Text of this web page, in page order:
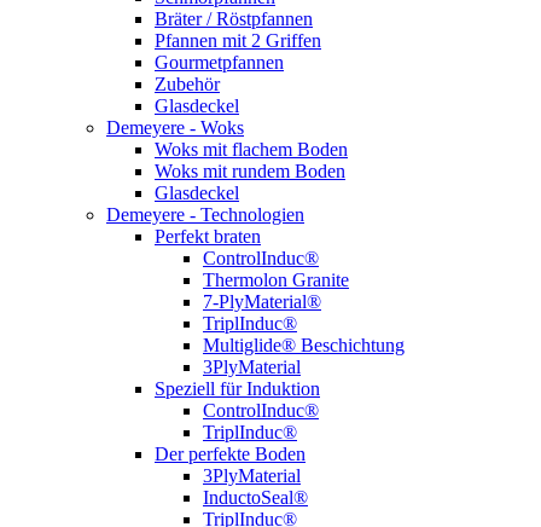
Bräter / Röstpfannen
Pfannen mit 2 Griffen
Gourmetpfannen
Zubehör
Glasdeckel
Demeyere - Woks
Woks mit flachem Boden
Woks mit rundem Boden
Glasdeckel
Demeyere - Technologien
Perfekt braten
ControlInduc®
Thermolon Granite
7-PlyMaterial®
TriplInduc®
Multiglide® Beschichtung
3PlyMaterial
Speziell für Induktion
ControlInduc®
TriplInduc®
Der perfekte Boden
3PlyMaterial
InductoSeal®
TriplInduc®